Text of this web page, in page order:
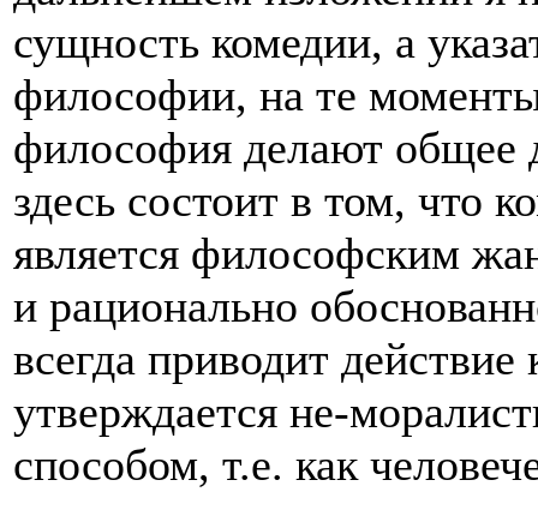
сущность комедии, а
философии, на те
философия делают общее
здесь состоит в том, что
является философским
и рационально
всегда приводит
утверждается не-
способом, т.е. как